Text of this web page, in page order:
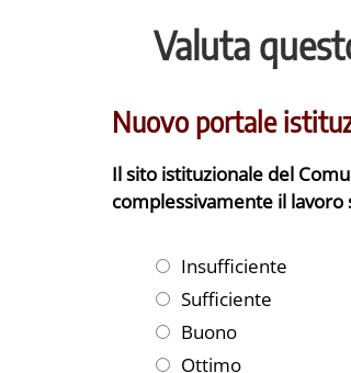
Valuta
Nuovo portale
Il sito istituzionale del
complessivamente il lavoro
Insufficiente
Sufficiente
Buono
Ottimo